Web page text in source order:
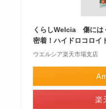
くらしWelcia 傷には
密着！ハイドロコロ
ウエルシア楽天市場支店
楽